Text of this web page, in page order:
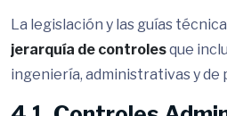
La legislación y las guías
jerarquía de controlesque
ingeniería, administrativas y